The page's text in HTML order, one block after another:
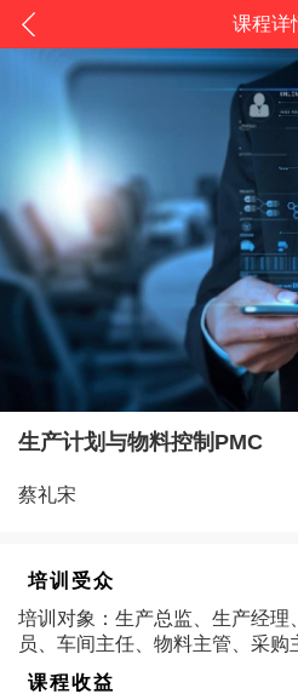
课程详
生产计划与物料控制PMC
蔡礼宋
培训受众
培训对象：生产总监、生产经理
员、车间主任、物料主管、采购
课程收益